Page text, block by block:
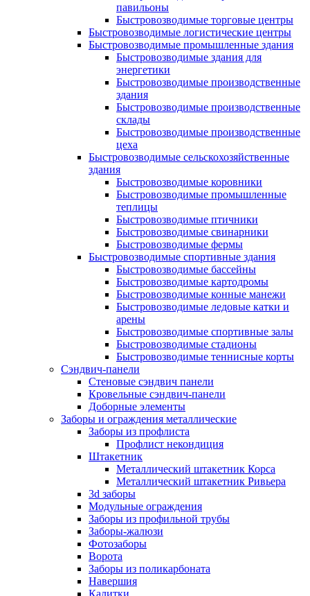
павильоны
Быстровозводимые торговые центры
Быстровозводимые логистические центры
Быстровозводимые промышленные здания
Быстровозводимые здания для
энергетики
Быстровозводимые производственные
здания
Быстровозводимые производственные
склады
Быстровозводимые производственные
цеха
Быстровозводимые сельскохозяйственные
здания
Быстровозводимые коровники
Быстровозводимые промышленные
теплицы
Быстровозводимые птичники
Быстровозводимые свинарники
Быстровозводимые фермы
Быстровозводимые спортивные здания
Быстровозводимые бассейны
Быстровозводимые картодромы
Быстровозводимые конные манежи
Быстровозводимые ледовые катки и
арены
Быстровозводимые спортивные залы
Быстровозводимые стадионы
Быстровозводимые теннисные корты
Сэндвич-панели
Стеновые сэндвич панели
Кровельные сэндвич-панели
Доборные элементы
Заборы и ограждения металлические
Заборы из профлиста
Профлист некондиция
Штакетник
Металлический штакетник Корса
Металлический штакетник Ривьера
3d заборы
Модульные ограждения
Заборы из профильной трубы
Заборы-жалюзи
Фотозаборы
Ворота
Заборы из поликарбоната
Навершия
Калитки